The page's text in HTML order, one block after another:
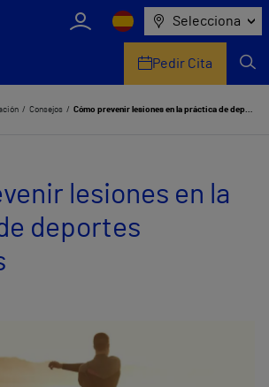
Selecciona
Pedir Cita
Consejos Cómo prevenir lesiones en la práctica de deportes acuáticos
lesiones en la
deportes